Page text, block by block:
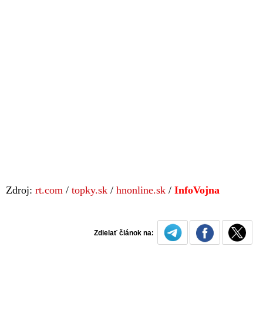
Zdroj: rt.com / topky.sk / hnonline.sk / InfoVojna
Zdielať článok na: